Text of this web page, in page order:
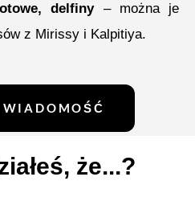
delfiny– można je
z Mirissy i Kalpitiya.
że...?